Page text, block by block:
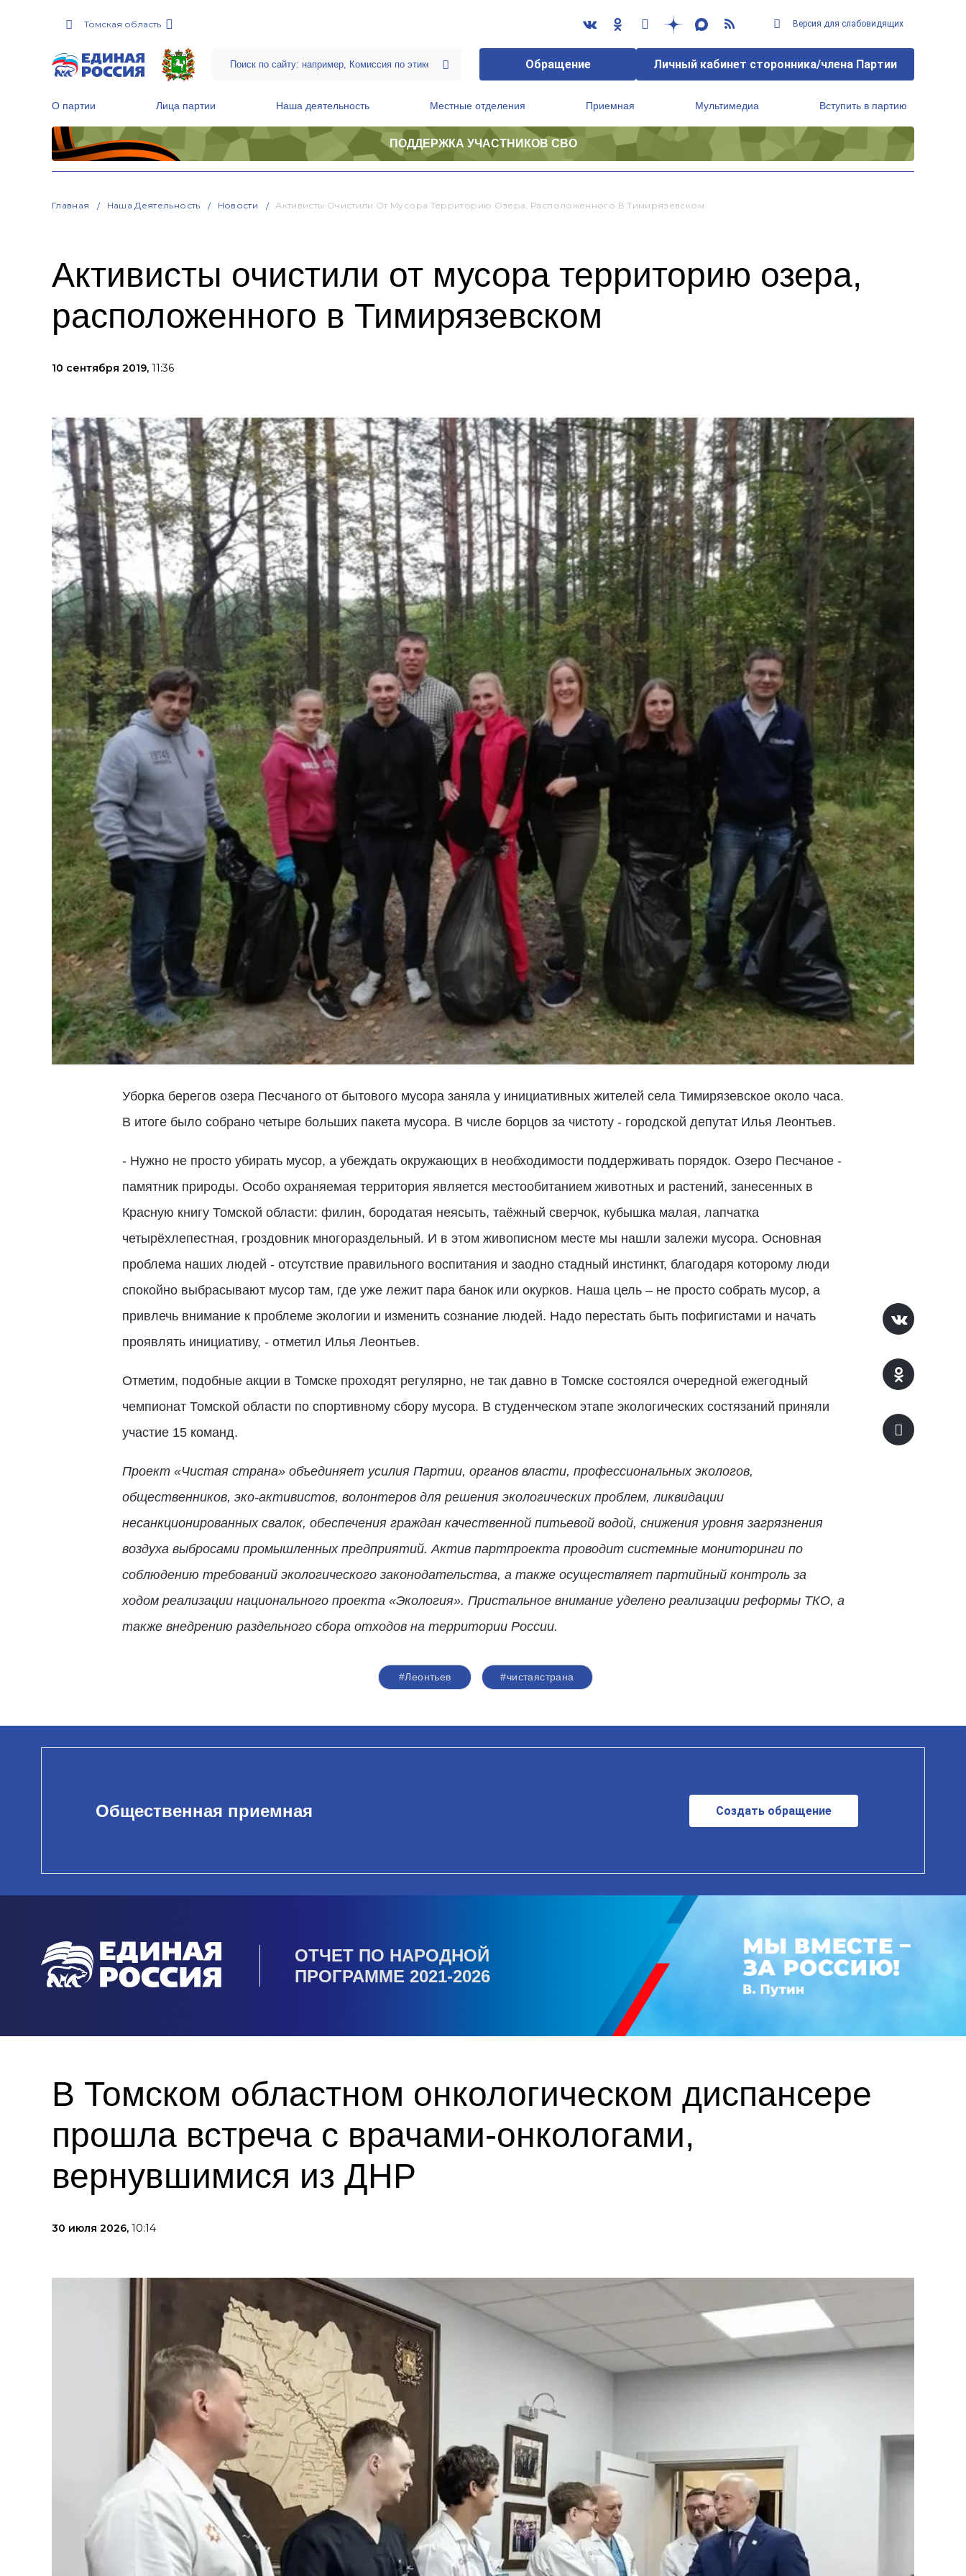
Томская область Версия для слабовидящих
Обращение Личный кабинет сторонника/члена Партии
О партии Лица партии Наша деятельность Местные отделения Приемная Мультимедиа Вступить в партию
ПОДДЕРЖКА УЧАСТНИКОВ СВО
Главная Наша Деятельность Новости Активисты Очистили От Мусора Территорию Озера, Расположенного В Тимирязевском
Активисты очистили от мусора территорию озера,
расположенного в Тимирязевском
10 сентября 2019, 11:36
Уборка берегов озера Песчаного от бытового мусора заняла у инициативных жителей села Тимирязевское около часа.
В итоге было собрано четыре больших пакета мусора. В числе борцов за чистоту - городской депутат Илья Леонтьев.
- Нужно не просто убирать мусор, а убеждать окружающих в необходимости поддерживать порядок. Озеро Песчаное -
памятник природы. Особо охраняемая территория является местообитанием животных и растений, занесенных в
Красную книгу Томской области: филин, бородатая неясыть, таёжный сверчок, кубышка малая, лапчатка
четырёхлепестная, гроздовник многораздельный. И в этом живописном месте мы нашли залежи мусора. Основная
проблема наших людей - отсутствие правильного воспитания и заодно стадный инстинкт, благодаря которому люди
спокойно выбрасывают мусор там, где уже лежит пара банок или окурков. Наша цель – не просто собрать мусор, а
привлечь внимание к проблеме экологии и изменить сознание людей. Надо перестать быть пофигистами и начать
проявлять инициативу, - отметил Илья Леонтьев.
Отметим, подобные акции в Томске проходят регулярно, не так давно в Томске состоялся очередной ежегодный
чемпионат Томской области по спортивному сбору мусора. В студенческом этапе экологических состязаний приняли
участие 15 команд.
Проект «Чистая страна» объединяет усилия Партии, органов власти, профессиональных экологов,
общественников, эко-активистов, волонтеров для решения экологических проблем, ликвидации
несанкционированных свалок, обеспечения граждан качественной питьевой водой, снижения уровня загрязнения
воздуха выбросами промышленных предприятий. Актив партпроекта проводит системные мониторинги по
соблюдению требований экологического законодательства, а также осуществляет партийный контроль за
ходом реализации национального проекта «Экология». Пристальное внимание уделено реализации реформы ТКО, а
также внедрению раздельного сбора отходов на территории России.
#Леонтьев #чистаястрана
Общественная приемная Создать обращение
ОТЧЕТ ПО НАРОДНОЙ
ПРОГРАММЕ 2021-2026
В Томском областном онкологическом диспансере
прошла встреча с врачами-онкологами,
вернувшимися из ДНР
30 июля 2026, 10:14